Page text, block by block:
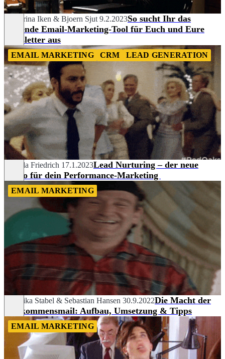
Katharina Iken & Bjoern Sjut 9.2.2023So sucht Ihr das
passende Email-Marketing-Tool für Euch und Eure
Newsletter aus
EMAIL MARKETING CRM LEAD GENERATION
Daniela Friedrich 17.1.2023Lead Nurturing – der neue
Turbo für dein Performance-Marketing
EMAIL MARKETING
Veronika Stabel & Sebastian Hansen 30.9.2022Die Macht der
Willkommensmail: Aufbau, Umsetzung & Tipps
EMAIL MARKETING